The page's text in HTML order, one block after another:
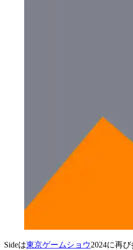
Sideは東京ゲームショウ2024に再び